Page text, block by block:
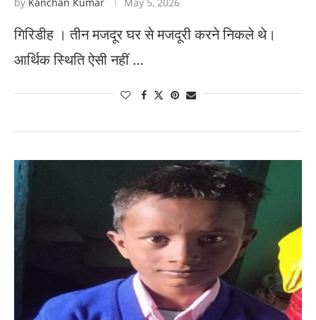
गिरिडीह । तीन मजदूर घर से मजदूरी करने निकले थे।
आर्थिक स्थिति ऐसी नहीं …